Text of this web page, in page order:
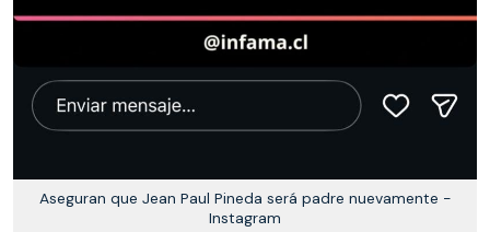
Aseguran que Jean Paul Pineda será padre nuevamente -
Instagram